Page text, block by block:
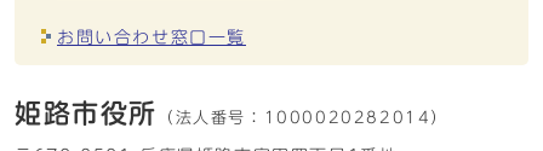
お問い合わせ窓口一覧
姫路市役所 （法人番号： 1000020282014）